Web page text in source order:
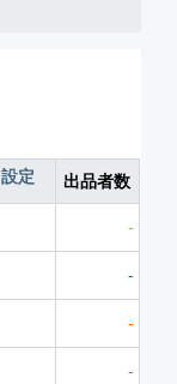
設定 出品者数
-
-
-
-